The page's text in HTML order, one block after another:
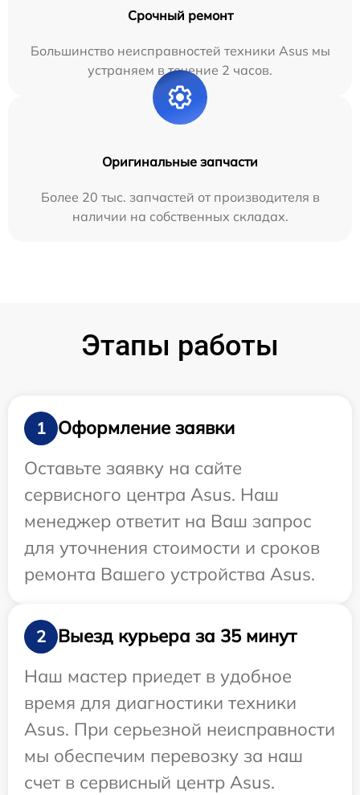
Срочный ремонт
Большинство неисправностей техники Asus мы
устраняем в течение 2 часов.
Оригинальные запчасти
Более 20 тыс. запчастей от производителя в
наличии на собственных складах.
Этапы работы
1
Оформление заявки
Оставьте заявку на сайте
сервисного центра Asus. Наш
менеджер ответит на Ваш запрос
для уточнения стоимости и сроков
ремонта Вашего устройства Asus.
2
Выезд курьера за 35 минут
Наш мастер приедет в удобное
время для диагностики техники
Asus. При серьезной неисправности
мы обеспечим перевозку за наш
счет в сервисный центр Asus.